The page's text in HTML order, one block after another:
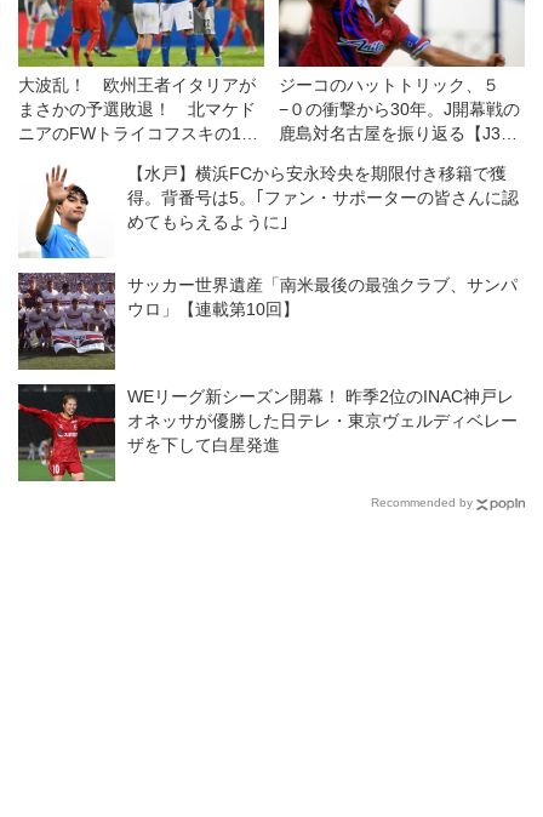
大波乱！ 欧州王者イタリアが
まさかの予選敗退！ 北マケド
ニアのFWトライコフスキの1発
ジーコのハットトリック、５
−０の衝撃から30年。J開幕戦の
鹿島対名古屋を振り返る【J30
【水戸】横浜FCから安永玲央を期限付き移籍で獲
得。背番号は5。｢ファン・サポーターの皆さんに認
めてもらえるように｣
サッカー世界遺産「南米最後の最強クラブ、サンパ
ウロ」【連載第10回】
WEリーグ新シーズン開幕！ 昨季2位のINAC神戸レ
オネッサが優勝した日テレ・東京ヴェルディベレー
ザを下して白星発進
Recommended by